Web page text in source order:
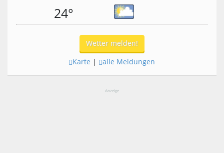
24°
Wetter melden!
Karte | alle Meldungen
Anzeige